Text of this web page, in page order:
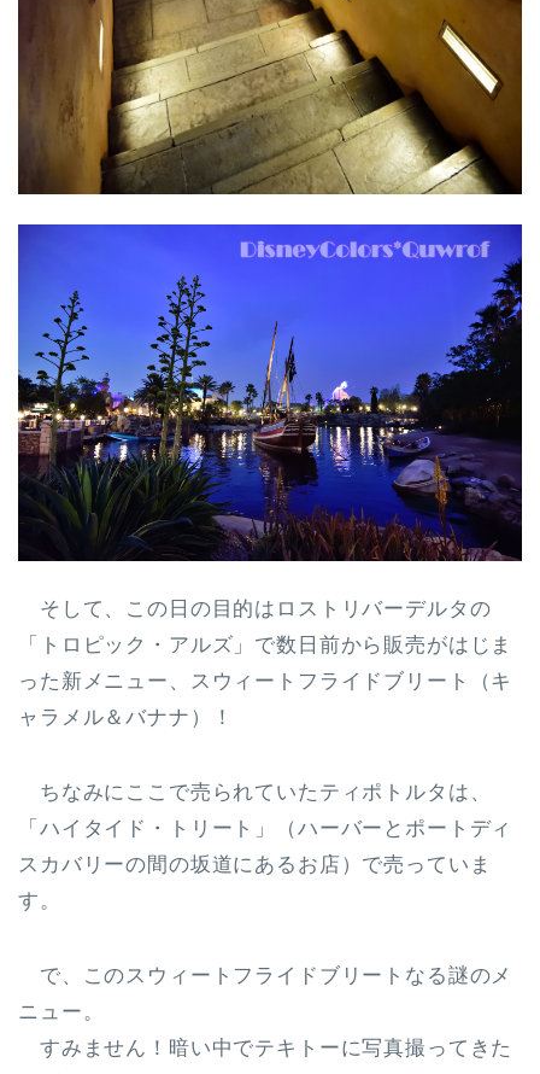
そして、この日の目的はロストリバーデルタの
「トロピック・アルズ」で数日前から販売がはじま
った新メニュー、スウィートフライドブリート（キ
ャラメル＆バナナ）！
ちなみにここで売られていたティポトルタは、
「ハイタイド・トリート」（ハーバーとポートディ
スカバリーの間の坂道にあるお店）で売っていま
す。
で、このスウィートフライドブリートなる謎のメ
ニュー。
すみません！暗い中でテキトーに写真撮ってきた